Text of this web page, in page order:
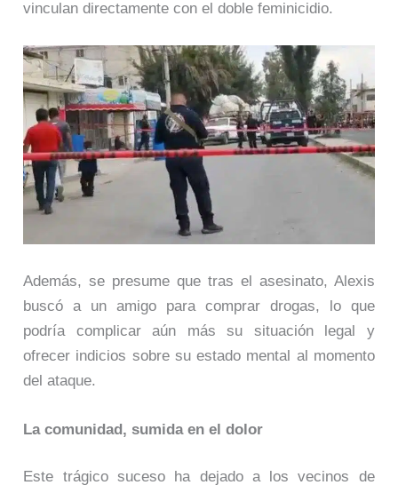
vinculan directamente con el doble feminicidio.
Además, se presume que tras el asesinato, Alexis
buscó a un amigo para comprar drogas, lo que
podría complicar aún más su situación legal y
ofrecer indicios sobre su estado mental al momento
del ataque.
La comunidad, sumida en el dolor
Este trágico suceso ha dejado a los vecinos de